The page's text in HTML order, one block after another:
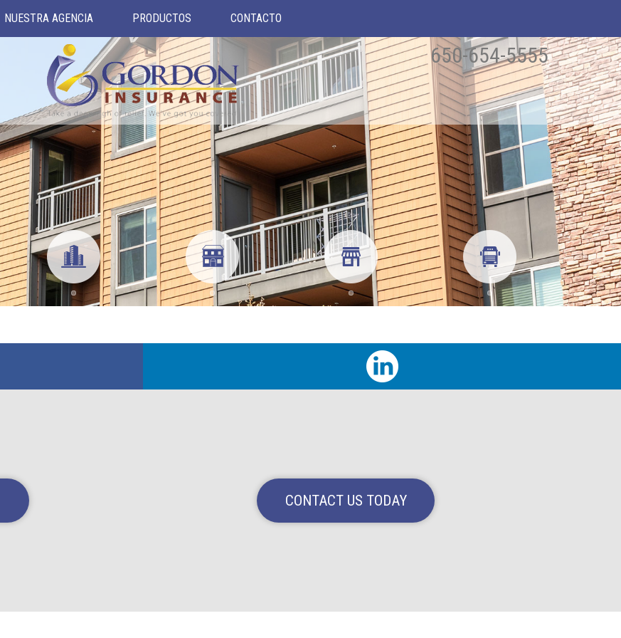
NUESTRA AGENCIA PRODUCTOS CONTACTO
650-654-5555
CONTACT US TODAY